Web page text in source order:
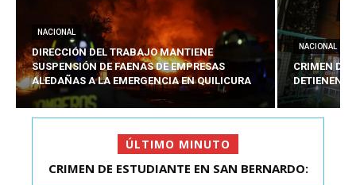
NACIONAL
DIRECCIÓN DEL TRABAJO MANTIENE
SUSPENSIÓN DE FAENAS DE EMPRESAS
ALEDAÑAS A LA EMERGENCIA EN QUILICURA
NACIONAL
CRIMEN DE
DETIENEN
ÚLTIMO MINUTO
FIESTA EN EL MONUMENTAL: LA